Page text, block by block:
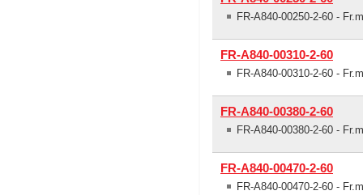
FR-A840-00250-2-60 -
FR-A840-00310-2-60
FR-A840-00310-2-60 -
FR-A840-00380-2-60
FR-A840-00380-2-60 -
FR-A840-00470-2-60
FR-A840-00470-2-60 -